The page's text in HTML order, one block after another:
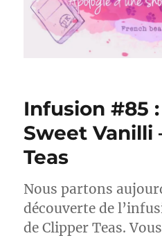
Infusion #85
Sweet Vanilli
Teas
Nous partons
découverte de
de Clipper Teas.